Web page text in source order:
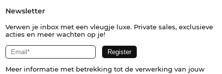
Newsletter
Verwen je inbox met een vleugje luxe. Private sales, exclusieve
acties en meer wachten op je!
Meer informatie met betrekking tot de verwerking van jouw